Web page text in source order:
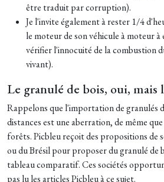
être traduit par corruption).
Je l'invite également à rester 1/4
le moteur de son véhicule à moteur
vérifier l'innocuité de la combustion
vivant).
Le granulé de bois, oui, mais
Rappelons que l'importation de granulés
distances est une aberration, de même
forêts. Picbleu reçoit des propositions de
ou du Brésil pour proposer du granulé de
tableau comparatif. Ces sociétés
pas lu les articles Picbleu à ce sujet.